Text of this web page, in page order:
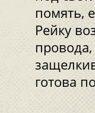
помять,
Рейку
готова